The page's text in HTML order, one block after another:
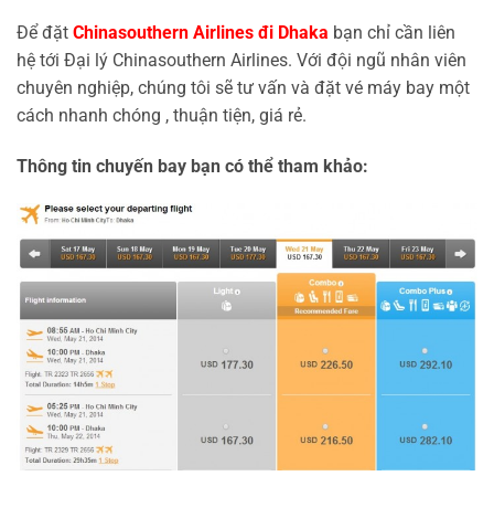
Để đặt Chinasouthern Airlines đi Dhaka bạn chỉ cần liên
hệ tới Đại lý Chinasouthern Airlines. Với đội ngũ nhân viên
chuyên nghiệp, chúng tôi sẽ tư vấn và đặt vé máy bay một
cách nhanh chóng , thuận tiện, giá rẻ.
Thông tin chuyến bay bạn có thể tham khảo: